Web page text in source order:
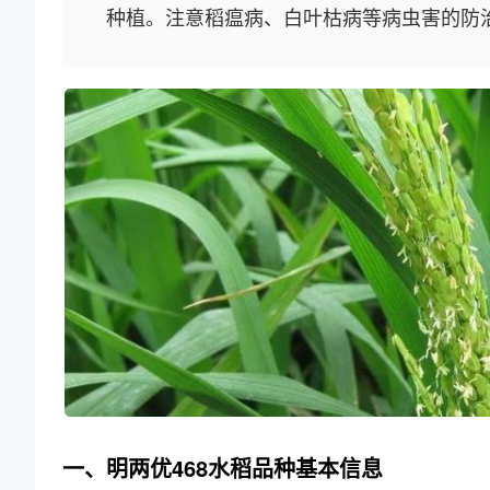
种植。注意稻瘟病、白叶枯病等病虫害的防
一、明两优468水稻品种基本信息